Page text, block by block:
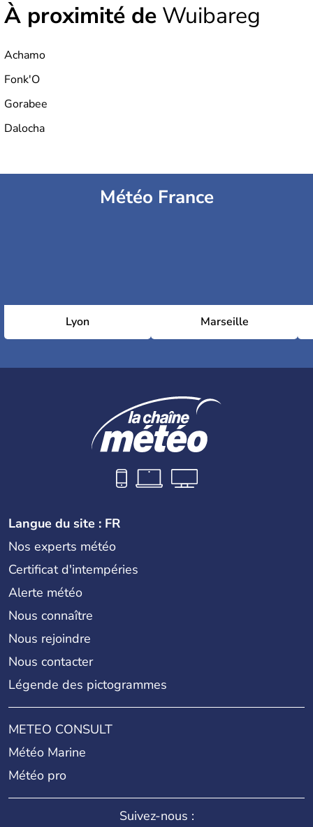
À proximité de Wuibareg
Achamo
Fonk'O
Gorabee
Dalocha
Météo France
Lyon Marseille
Langue du site : FR
Nos experts météo
Certificat d'intempéries
Alerte météo
Nous connaître
Nous rejoindre
Nous contacter
Légende des pictogrammes
METEO CONSULT
Météo Marine
Météo pro
Suivez-nous :